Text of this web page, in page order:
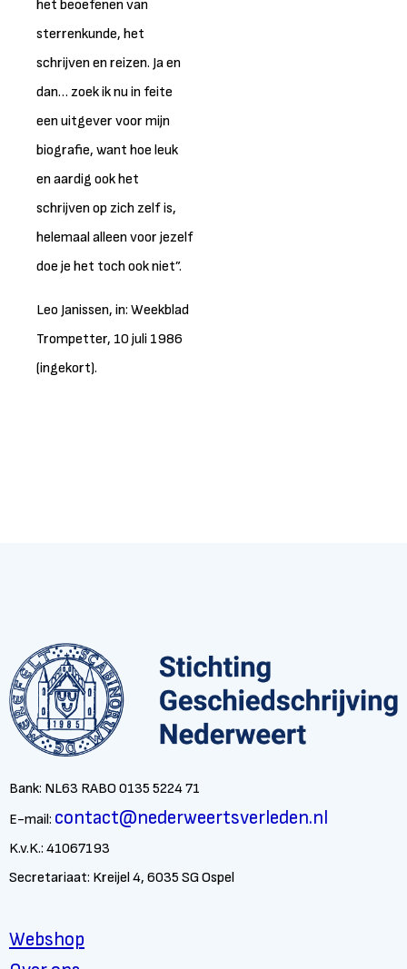
het beoefenen van
sterrenkunde, het
schrijven en reizen. Ja en
dan… zoek ik nu in feite
een uitgever voor mijn
biografie, want hoe leuk
en aardig ook het
schrijven op zich zelf is,
helemaal alleen voor jezelf
doe je het toch ook niet”.
Leo Janissen, in: Weekblad
Trompetter, 10 juli 1986
(ingekort).
Bank: NL63 RABO 0135 5224 71
E-mail: contact@nederweertsverleden.nl
K.v.K.: 41067193
Secretariaat: Kreijel 4, 6035 SG Ospel
Webshop